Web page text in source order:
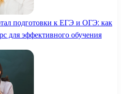
подготовки к ЕГЭ и ОГЭ: как
для эффективного обучения